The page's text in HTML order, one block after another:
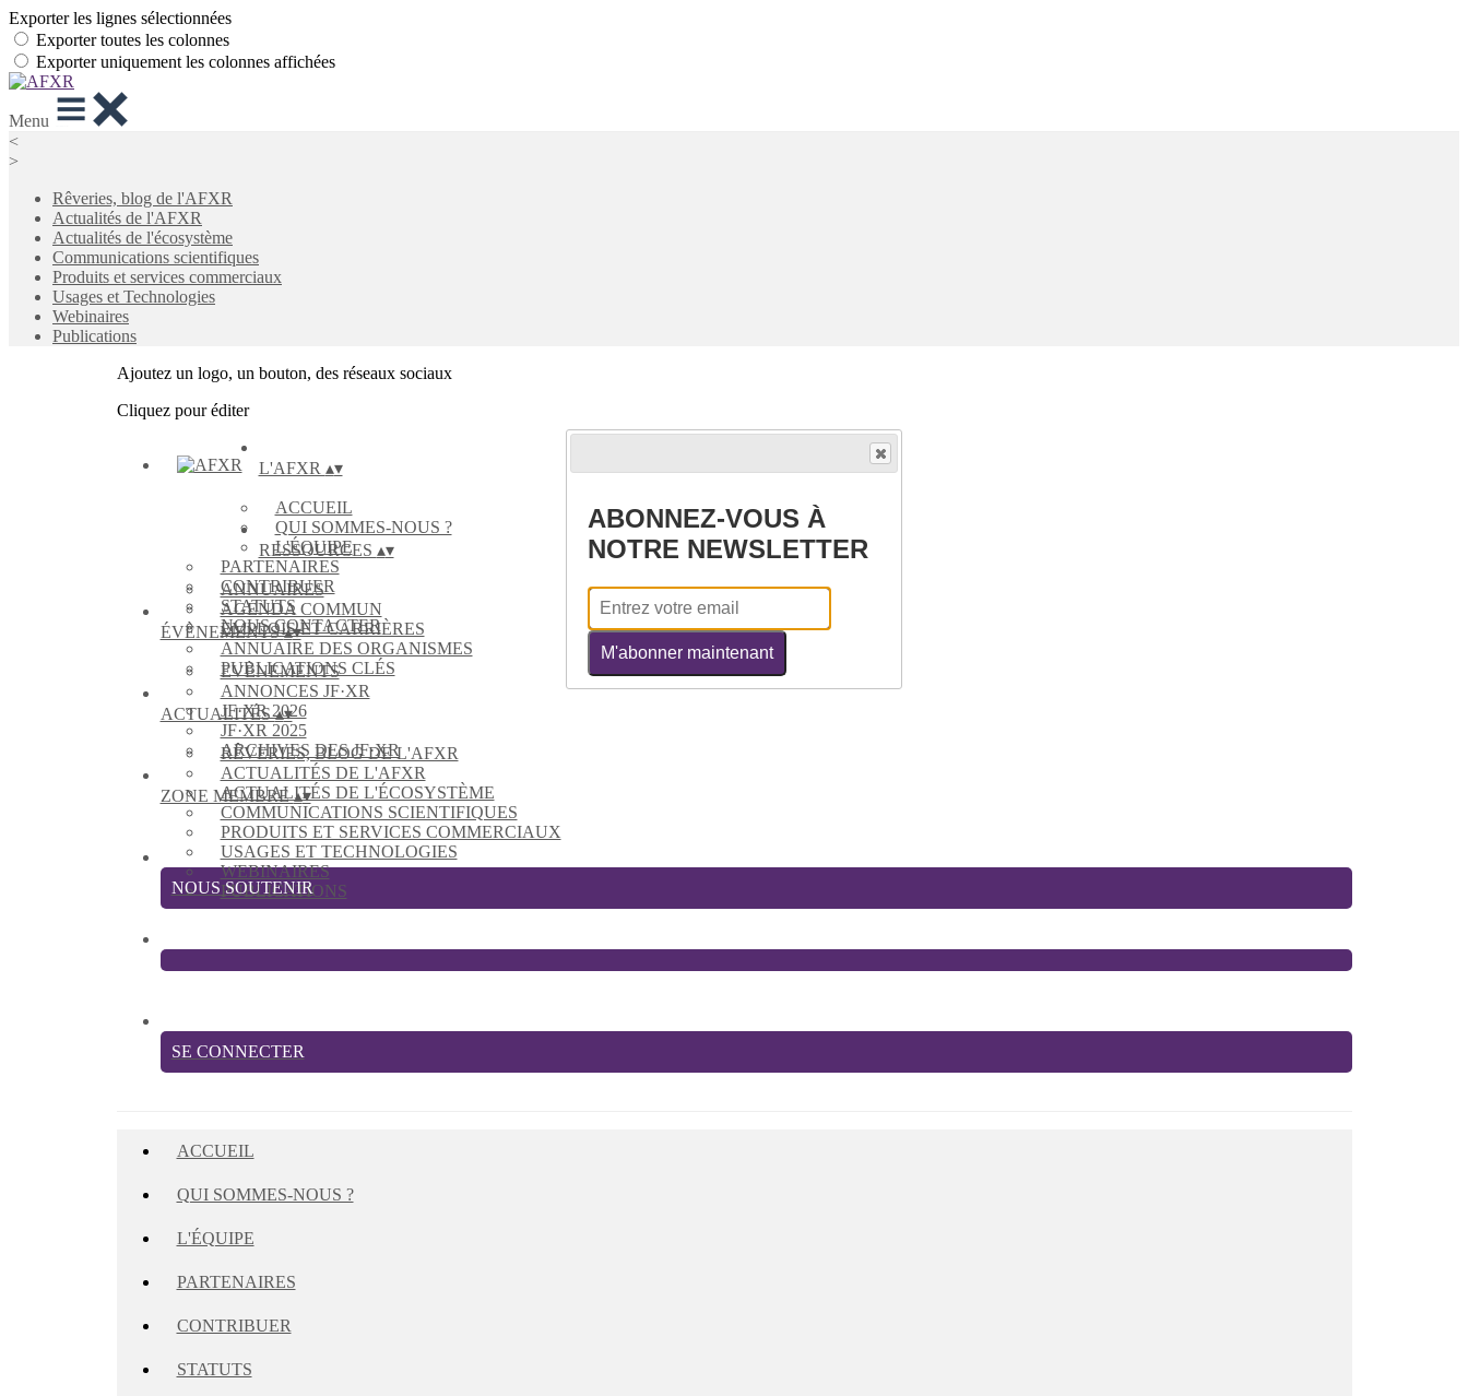
Exporter les lignes sélectionnées
Exporter toutes les colonnes
Exporter uniquement les colonnes affichées
Menu
<
>
Rêveries, blog de l'AFXR
Actualités de l'AFXR
Actualités de l'écosystème
Communications scientifiques
Produits et services commerciaux
Usages et Technologies
Webinaires
Publications
Ajoutez un logo, un bouton, des réseaux sociaux
Cliquez pour éditer
L'AFXR ▴▾
ACCUEIL
QUI SOMMES-NOUS ?
L'ÉQUIPE
PARTENAIRES
CONTRIBUER
STATUTS
NOUS CONTACTER
RESSOURCES ▴▾
ANNUAIRES
AGENDA COMMUN
EMPLOIS ET CARRIÈRES
ANNUAIRE DES ORGANISMES
PUBLICATIONS CLÉS
ÉVÈNEMENTS▴▾
EVÈNEMENTS
ANNONCES JF·XR
JF·XR 2026
JF·XR 2025
ARCHIVES DES JF·XR
ACTUALITÉS▴▾
RÊVERIES, BLOG DE L'AFXR
ACTUALITÉS DE L'AFXR
ACTUALITÉS DE L'ÉCOSYSTÈME
COMMUNICATIONS SCIENTIFIQUES
PRODUITS ET SERVICES COMMERCIAUX
USAGES ET TECHNOLOGIES
WEBINAIRES
PUBLICATIONS
ZONE MEMBRE▴▾
NOUS SOUTENIR
SE CONNECTER
ACCUEIL
QUI SOMMES-NOUS ?
L'ÉQUIPE
PARTENAIRES
CONTRIBUER
STATUTS
ABONNEZ-VOUS À
NOTRE NEWSLETTER
M'abonner maintenant